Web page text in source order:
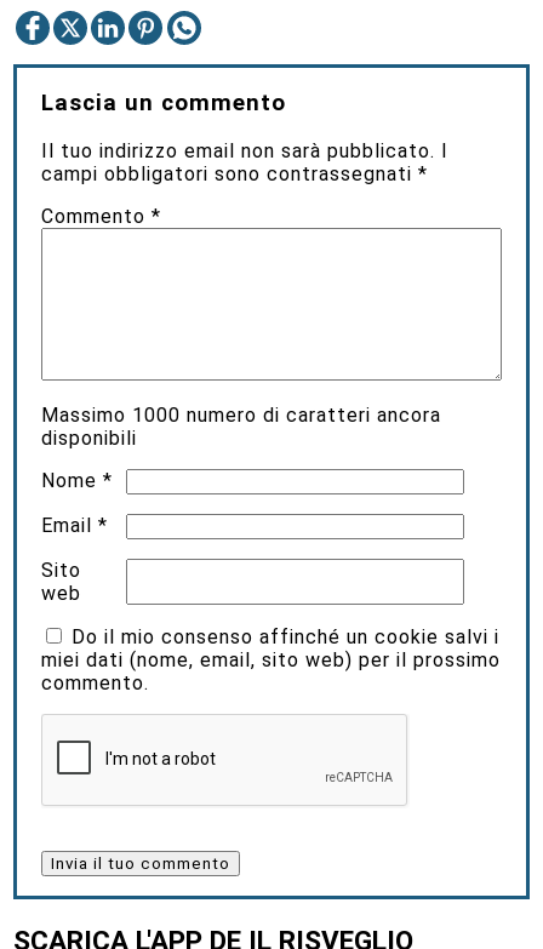
Lascia un commento
Il tuo indirizzo email non sarà pubblicato. I
campi obbligatori sono contrassegnati*
Commento*
Massimo 1000 numero di caratteri ancora
disponibili
Nome*
Email*
Sito
web
Do il mio consenso affinché un cookie salvi i
miei dati (nome, email, sito web) per il prossimo
commento.
SCARICA L'APP DE IL RISVEGLIO